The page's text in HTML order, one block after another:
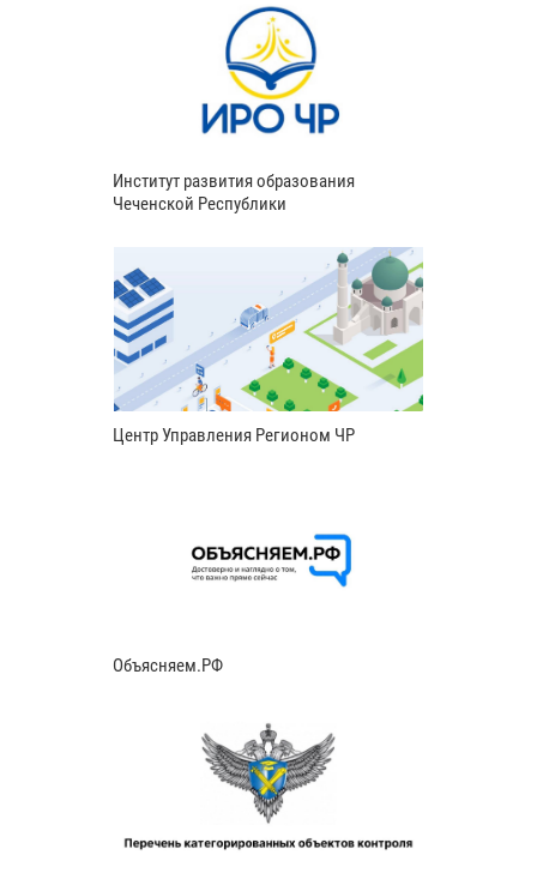
Институт развития образования
Чеченской Республики
Центр Управления Регионом ЧР
Объясняем.РФ